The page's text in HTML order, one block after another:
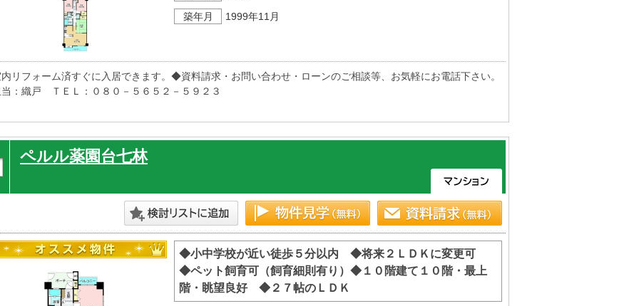
築年月
1999年11月
リフォーム済すぐに入居できます。◆資料請求・お問い合わせ・ローンのご相談等、お気軽にお電話下さい。
：織戸　ＴＥＬ：０８０－５６５２－５９２３
ペルル薬園台七林
◆小中学校が近い徒歩５分以内 ◆将来２ＬＤＫに変更可
◆ペット飼育可（飼育細則有り）◆１０階建て１０階・最上
階・眺望良好 ◆２７帖のＬＤＫ